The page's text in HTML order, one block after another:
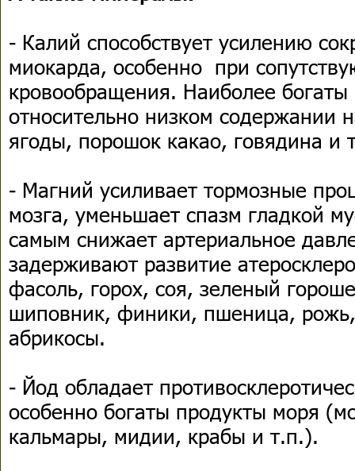
- Калий способствует усилению
миокарда, особенно при
кровообращения. Наиболее
относительно низком содержании
ягоды, порошок какао, говядина и
- Магний усиливает тормозные
мозга, уменьшает спазм гладкой
самым снижает артериальное
задерживают развитие
фасоль, горох, соя, зеленый
шиповник, финики, пшеница,
абрикосы.
- Йод обладает
особенно богаты продукты моря
кальмары, мидии, крабы и т.п.).